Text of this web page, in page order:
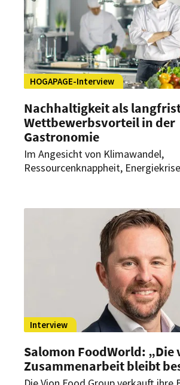
HOGAPAGE-Interview
Nachhaltigkeit als
Wettbewerbsvorteil in der
Gastronomie
Im Angesicht von Klimawandel,
Ressourcenknappheit,
nachhaltige Konzepte erfolgreich
können, verrät Philip Gutschke,
Energiebeschaffung bei der
Interview mit HOGAPAGE.
Interview
Salomon FoodWorld:
Zusammenarbeit bleibt